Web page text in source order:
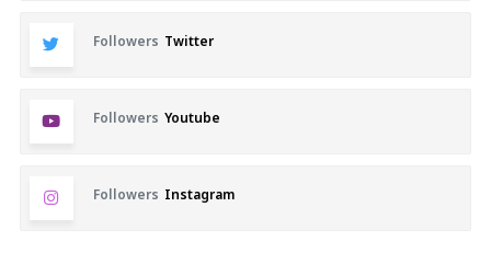
Followers Twitter
Followers Youtube
Followers Instagram